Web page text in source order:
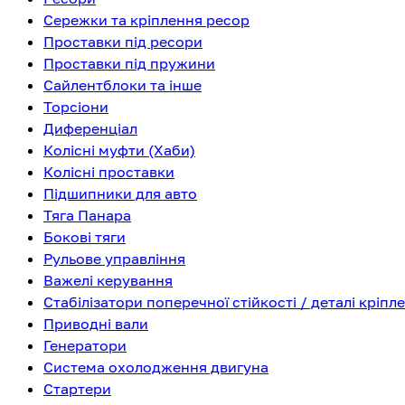
Сережки та кріплення ресор
Проставки під ресори
Проставки під пружини
Сайлентблоки та інше
Торсіони
Диференціал
Колісні муфти (Хаби)
Колісні проставки
Підшипники для авто
Тяга Панара
Бокові тяги
Рульове управління
Важелі керування
Стабілізатори поперечної стійкості / деталі
Приводні вали
Генератори
Система охолодження двигуна
Стартери